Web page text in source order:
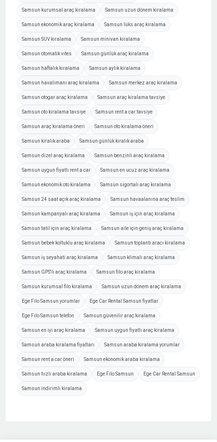
Samsun kurumsal araç kiralama Samsun uzun dönem kiralama
Samsun ekonomik araç kiralama Samsun lüks araç kiralama
Samsun SUV kiralama Samsun minivan kiralama
Samsun otomatik vites Samsun günlük araç kiralama
Samsun haftalık kiralama Samsun aylık kiralama
Samsun havalimanı araç kiralama Samsun merkez araç kiralama
Samsun otogar araç kiralama Samsun araç kiralama tavsiye
Samsun oto kiralama tavsiye Samsun rent a car tavsiye
Samsun araç kiralama öneri Samsun oto kiralama öneri
Samsun kiralık araba Samsun günlük kiralık araba
Samsun dizel araç kiralama Samsun benzinli araç kiralama
Samsun uygun fiyatlı rent a car Samsun en ucuz araç kiralama
Samsun ekonomik oto kiralama Samsun sigortalı araç kiralama
Samsun 24 saat açık araç kiralama Samsun havaalanına araç teslim
Samsun kampanyalı araç kiralama Samsun iş için araç kiralama
Samsun tatil için araç kiralama Samsun aile için geniş araç kiralama
Samsun bebek koltuklu araç kiralama Samsun toplantı aracı kiralama
Samsun iş seyahati araç kiralama Samsun klimalı araç kiralama
Samsun GPS'li araç kiralama Samsun filo araç kiralama
Samsun kurumsal filo kiralama Samsun uzun dönem araç kiralama
Ege Filo Samsun yorumlar Ege Car Rental Samsun fiyatlar
Ege Filo Samsun telefon Samsun güvenilir araç kiralama
Samsun en iyi araç kiralama Samsun uygun fiyatlı araç kiralama
Samsun araba kiralama fiyatları Samsun araba kiralama yorumlar
Samsun rent a car öneri Samsun ekonomik araba kiralama
Samsun hızlı araba kiralama Ege Filo Samsun Ege Car Rental Samsun
Samsun indirimli kiralama